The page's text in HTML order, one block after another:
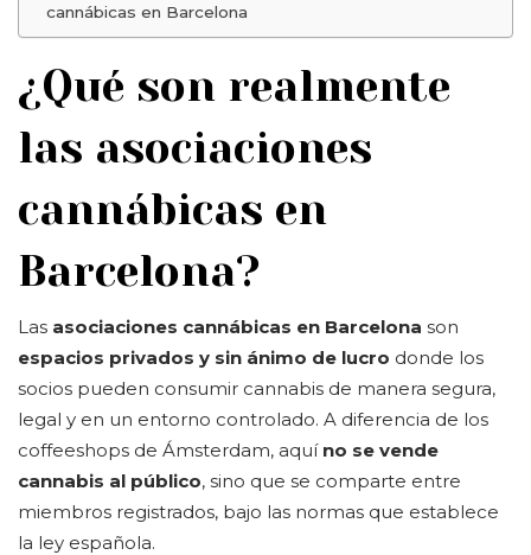
cannábicas en Barcelona
¿Qué son realmente
las asociaciones
cannábicas en
Barcelona?
Las asociaciones cannábicas en Barcelona son
espacios privados y sin ánimo de lucro donde los
socios pueden consumir cannabis de manera segura,
legal y en un entorno controlado. A diferencia de los
coffeeshops de Ámsterdam, aquí no se vende
cannabis al público, sino que se comparte entre
miembros registrados, bajo las normas que establece
la ley española.